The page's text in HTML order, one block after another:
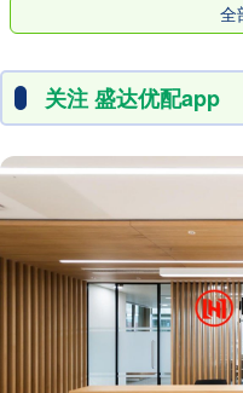
全
关注 盛达优配app